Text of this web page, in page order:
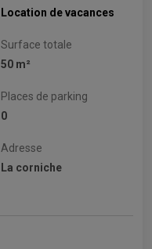
Location de vacances
Surface totale
50 m²
Places de parking
0
Adresse
La corniche